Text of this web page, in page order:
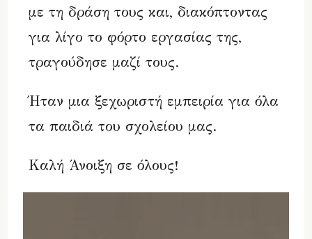
με τη δράση τους και, διακόπτοντας
για λίγο το φόρτο εργασίας της,
τραγούδησε μαζί τους.
Ήταν μια ξεχωριστή εμπειρία για όλα
τα παιδιά του σχολείου μας.
Καλή Άνοιξη σε όλους!